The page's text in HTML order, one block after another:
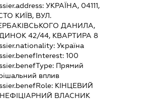
УКРАЇНА, 04111,
КИЇВ, ВУЛ.
ДАНИЛА,
42/44, КВАРТИРА 8
Україна
100
Прямий
вплив
КІНЦЕВИЙ
ВЛАСНИК